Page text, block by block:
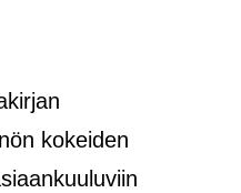
kokeiden